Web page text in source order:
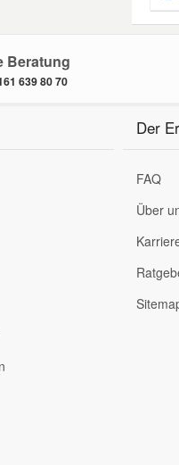
Beratung
639 80 70
Der
FAQ
Über